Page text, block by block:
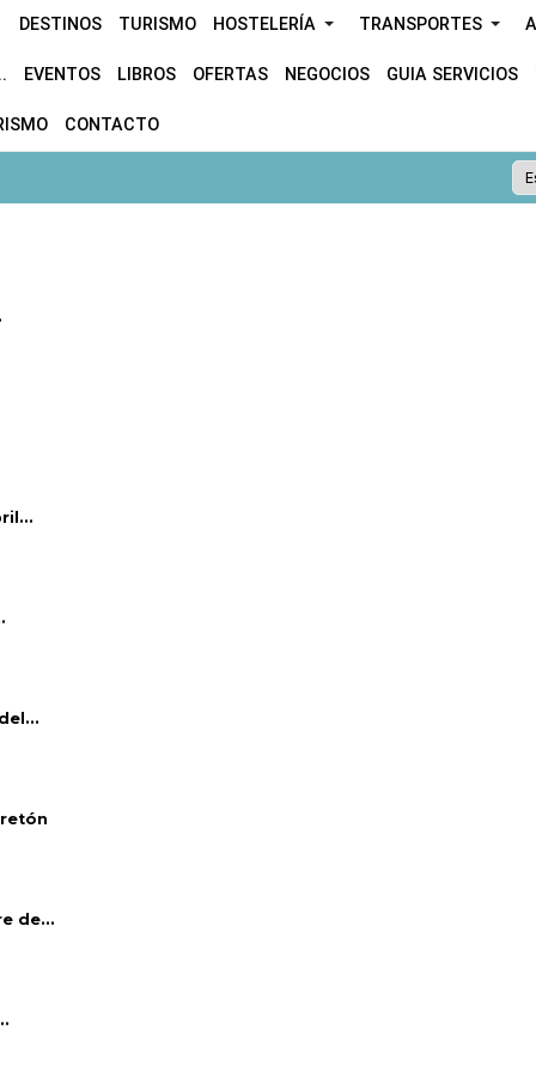
DESTINOS TURISMO HOSTELERÍA TRANSPORTES
EVENTOS LIBROS OFERTAS NEGOCIOS GUIA SERVICIOS
CONTACTO
de...